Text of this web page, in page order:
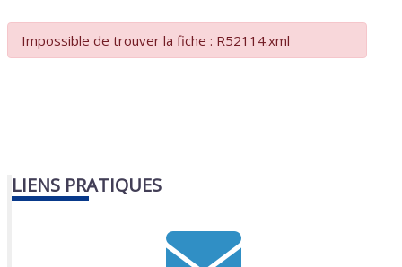
Impossible de trouver la fiche : R52114.xml
LIENS PRATIQUES